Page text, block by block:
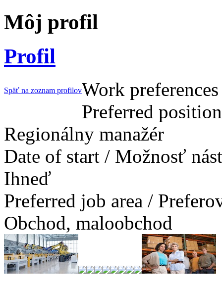
Môj profil
Profil
Späť na zoznam profilovWork
Preferred
Regionálny manažér
Date of start / Možnosť
Ihneď
Preferred job area /
Obchod, maloobchod